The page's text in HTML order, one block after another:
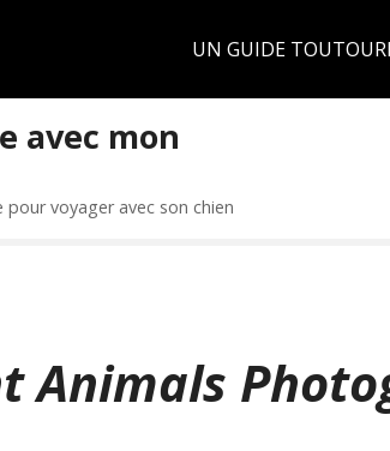
UN GUIDE
avec mon
voyager avec son chien
Animals